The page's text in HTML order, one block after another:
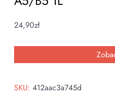
24,90zł
SKU: 412aac3a745d